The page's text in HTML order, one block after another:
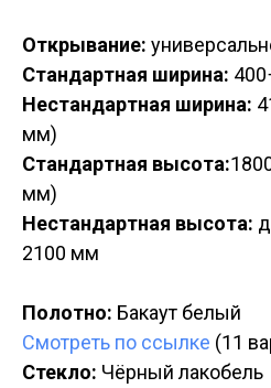
Открывание:
Стандартная ширина:
Нестандартная ширина:
мм)
Стандартная высота:
мм)
Нестандартная высота:
2100 мм
Полотно: Бакаут белый
Смотреть по ссылке (11
Стекло: Чёрный лакобель